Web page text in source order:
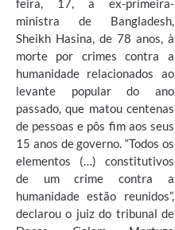
feira, 17, a ex-primeira-
ministra de Bangladesh,
Sheikh Hasina, de 78 anos, à
morte por crimes contra a
humanidade relacionados ao
levante popular do ano
passado, que matou centenas
de pessoas e pôs fim aos seus
15 anos de governo. “Todos os
elementos (…) constitutivos
de um crime contra a
humanidade estão reunidos”,
declarou o juiz do tribunal de